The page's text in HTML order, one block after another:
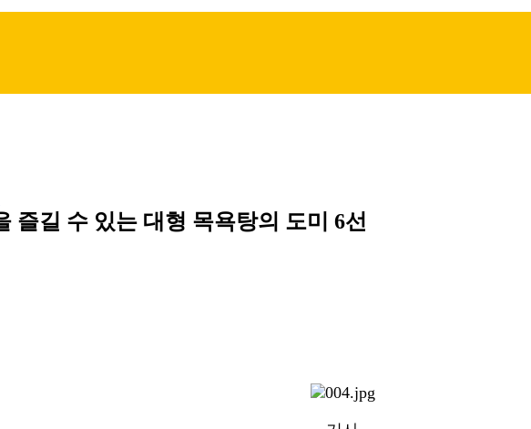
즐길 수 있는 대형 목욕탕의 도미 6선